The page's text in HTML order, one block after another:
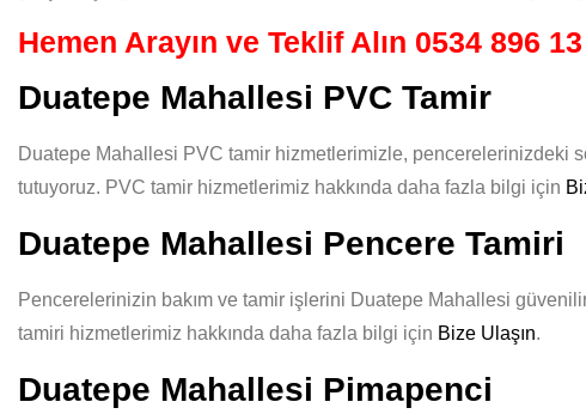
Hemen Arayın ve Teklif Alın 0534 896
Duatepe Mahallesi PVC Tamir
Duatepe Mahallesi PVC tamir hizmetlerimizle, pencerelerinizdeki
tutuyoruz. PVC tamir hizmetlerimiz hakkında daha fazla bilgi için
Duatepe Mahallesi Pencere Tamiri
Pencerelerinizin bakım ve tamir işlerini Duatepe Mahallesi
tamiri hizmetlerimiz hakkında daha fazla bilgi için Bize Ulaşın.
Duatepe Mahallesi Pimapenci